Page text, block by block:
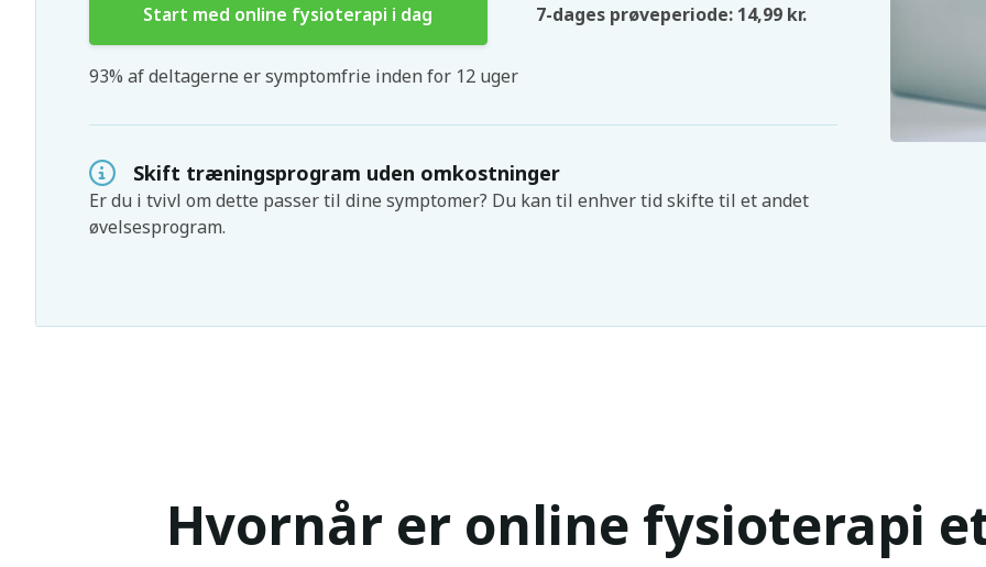
Start med online fysioterapi i dag 7-dages prøveperiode: 14,99 kr.
93% af deltagerne er symptomfrie inden for 12 uger
Skift træningsprogram uden omkostninger
Er du i tvivl om dette passer til dine symptomer? Du kan til enhver tid skifte til et andet
øvelsesprogram.
Hvornår er online fysioterapi